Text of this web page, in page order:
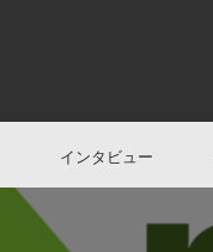
インタビュー